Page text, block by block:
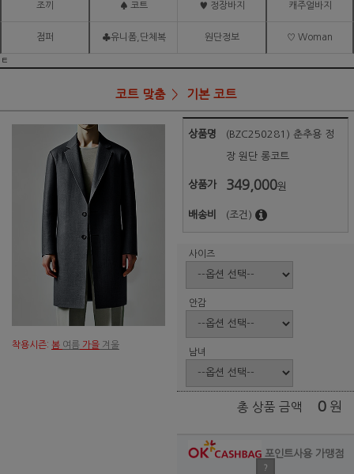
조끼 ♠ 코트 ♥ 정장바지 캐주얼바지
점퍼 ♣유니폼,단체복 원단정보 ♡ Woman
ㅌ
코트 맞춤 기본 코트
착용시즌: 봄 여름 가을 겨울
상품명 (BZC250281) 춘추용 정
장 원단 롱코트
상품가 349,000원
배송비 (조건)
사이즈
안감
남녀
총 상품 금액 0 원
포인트사용 가맹점
?